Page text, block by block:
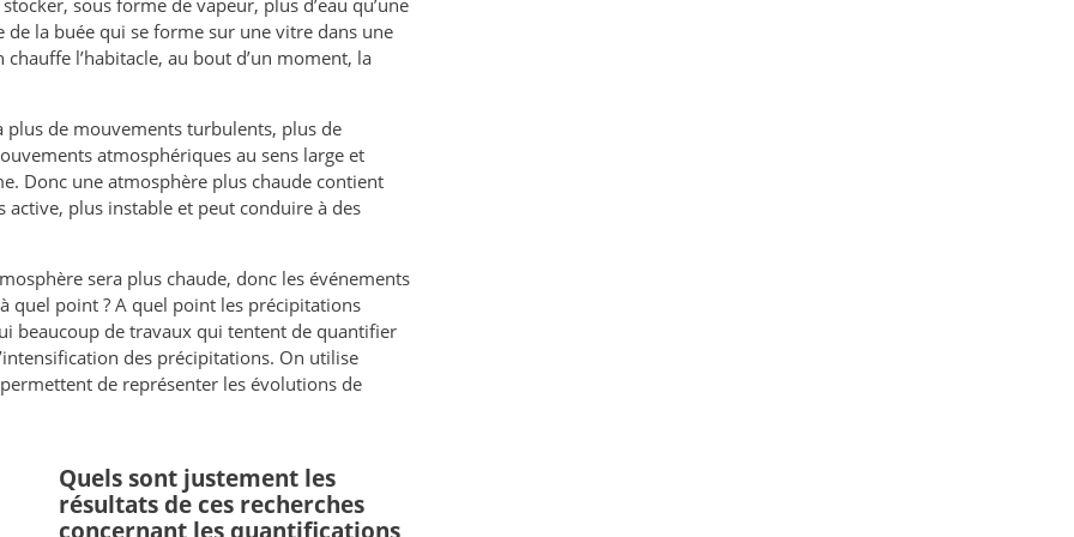
sous forme de vapeur, plus d’eau qu’une
de la buée qui se forme sur une vitre dans une
l’habitacle, au bout d’un moment, la
plus de mouvements turbulents, plus de
atmosphériques au sens large et
Donc une atmosphère plus chaude contient
plus instable et peut conduire à des
sera plus chaude, donc les événements
quel point ? A quel point les précipitations
beaucoup de travaux qui tentent de quantifier
des précipitations. On utilise
de représenter les évolutions de
Quels sont justement les
résultats de ces recherches
concernant les quantifications